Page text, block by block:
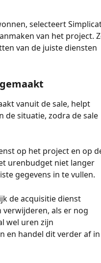
selecteert
van het project.
van de juiste diensten
vanuit de sale, helpt
de situatie, zodra de sale
op het project en op
urenbudget niet langer
gegevens in te vullen.
de acquisitie dienst
als er nog
wel uren zijn
en handel dit verder af in